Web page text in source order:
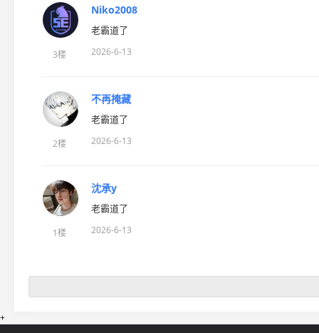
3楼
Niko2008
老霸道了
2026-6-13
2楼
不再掩藏
老霸道了
2026-6-13
1楼
沈承y
老霸道了
2026-6-13
+